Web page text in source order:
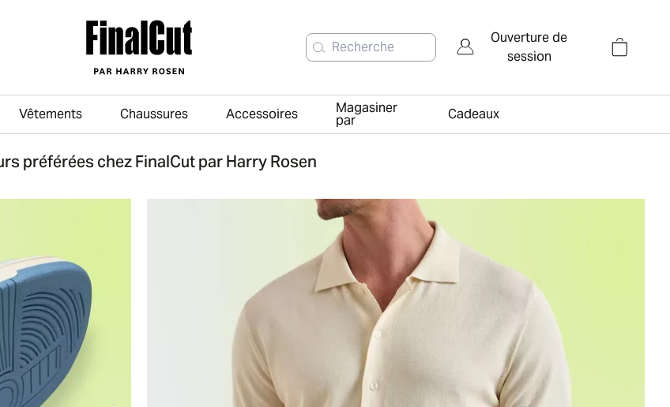
Recherche
Ouverture de
session
Passer au contenu principal
Vêtements Chaussures Accessoires Magasiner
par
Cadeaux
préférées chez FinalCut par Harry Rosen
en cuir perforé, des appliqués en forme de squelette et une semelle en caoutchouc bicolore
Un homme portant une chemise en tricot crème à manches courtes et à boutons,